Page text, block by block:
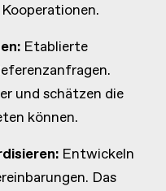
Etablierte
und schätzen die
können.
Entwickeln
Das